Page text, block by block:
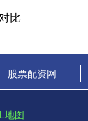
比
股票配资网
地图